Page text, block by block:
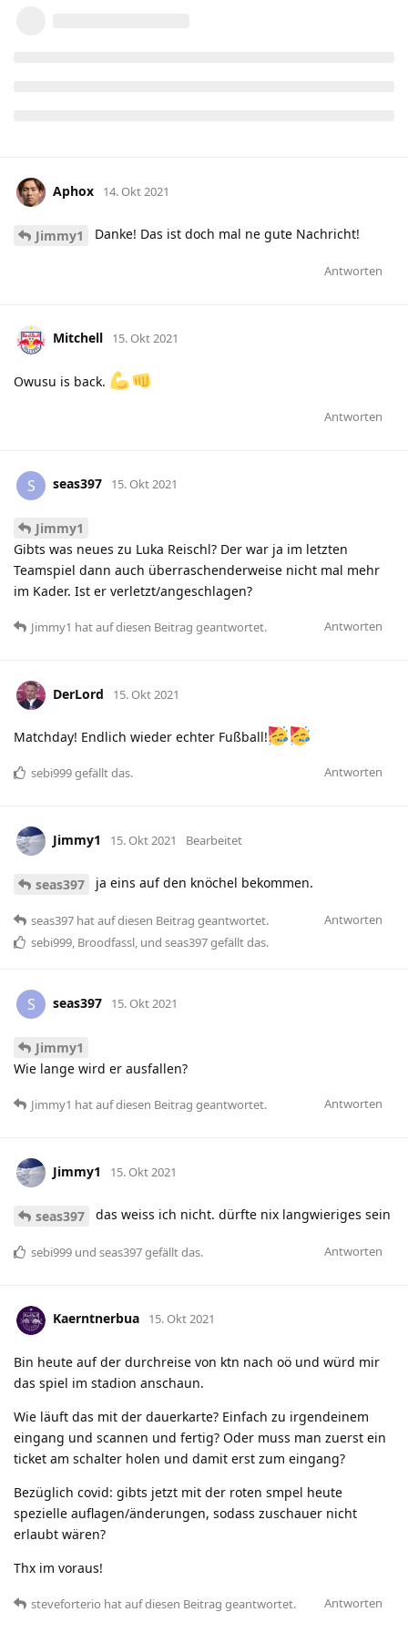
Aphox 14. Okt 2021
Jimmy1 Danke! Das ist doch mal ne gute Nachricht!
Antworten
Mitchell 15. Okt 2021
Owusu is back.
Antworten
S seas397 15. Okt 2021
Jimmy1
Gibts was neues zu Luka Reischl? Der war ja im letzten
Teamspiel dann auch überraschenderweise nicht mal mehr
im Kader. Ist er verletzt/angeschlagen?
Antworten
Jimmy1 hatauf diesen Beitrag geantwortet.
DerLord 15. Okt 2021
Matchday! Endlich wieder echter Fußball!
Antworten
sebi999gefällt das.
Jimmy1 15. Okt 2021 Bearbeitet
seas397 ja eins auf den knöchel bekommen.
Antworten
seas397 hatauf diesen Beitrag geantwortet.
sebi999, Broodfassl, und seas397gefällt das.
S seas397 15. Okt 2021
Jimmy1
Wie lange wird er ausfallen?
Antworten
Jimmy1 hatauf diesen Beitrag geantwortet.
Jimmy1 15. Okt 2021
seas397 das weiss ich nicht. dürfte nix langwieriges sein
Antworten
sebi999 und seas397gefällt das.
Kaerntnerbua 15. Okt 2021
Bin heute auf der durchreise von ktn nach oö und würd mir
das spiel im stadion anschaun.
Wie läuft das mit der dauerkarte? Einfach zu irgendeinem
eingang und scannen und fertig? Oder muss man zuerst ein
ticket am schalter holen und damit erst zum eingang?
Bezüglich covid: gibts jetzt mit der roten smpel heute
spezielle auflagen/änderungen, sodass zuschauer nicht
erlaubt wären?
Thx im voraus!
Antworten
steveforterio hatauf diesen Beitrag geantwortet.